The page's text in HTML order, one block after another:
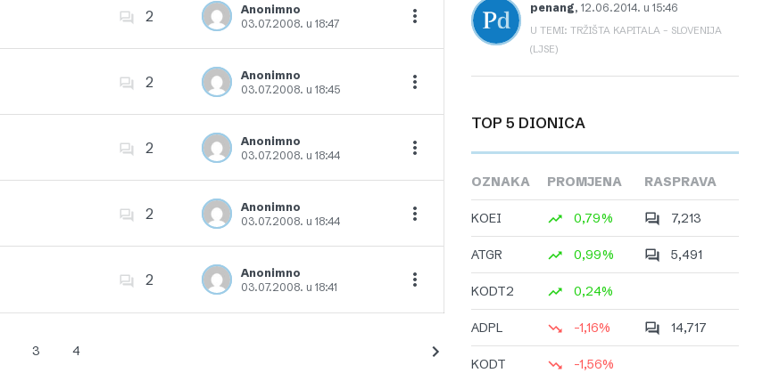
2
Anonimno
03.07.2008. u 18:47
Dodajte u favorite
2
Anonimno
03.07.2008. u 18:45
Dodajte u favorite
2
Anonimno
03.07.2008. u 18:44
Dodajte u favorite
2
Anonimno
03.07.2008. u 18:44
Dodajte u favorite
2
Anonimno
03.07.2008. u 18:41
3 4
penang, 12.06.2014. u 15:46
U TEMI: TRŽIŠTA KAPITALA – SLOVENIJA
(LJSE)
TOP 5 DIONICA
OZNAKA PROMJENA RASPRAVA
KOEI 0,79% 7,213
ATGR 0,99% 5,491
KODT2 0,24%
ADPL -1,16% 14,717
KODT -1,56%